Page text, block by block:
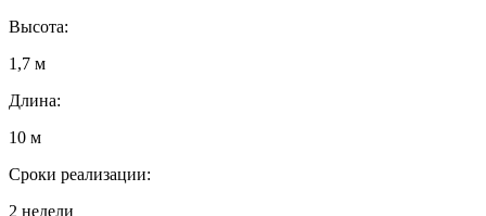
Высота:
1,7 м
Длина:
10 м
Сроки реализации:
2 недели